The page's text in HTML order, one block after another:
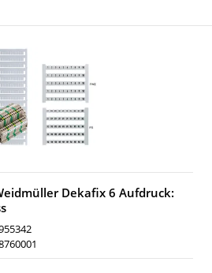
Dekafix 6 Aufdruck: